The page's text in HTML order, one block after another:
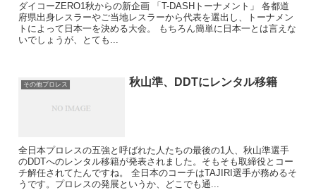
ダイコーZERO1秋からの新企画 「T-DASHトーナメント」 各都道
府県出身レスラーやご当地レスラーから代表を選出し、トーナメン
トによって日本一を決める大会。 もちろん簡単に日本一とは言えな
いでしょうが、とても...
その他プロレス 秋山準、DDTにレンタル移籍
全日本プロレスの五強と呼ばれた人たちの最後の1人、秋山準選手
のDDTへのレンタル移籍が発表されました。そもそも取締役とコー
チ解任されてたんですね。 全日本のコーチはTAJIRI選手が務めるそ
うです。プロレスの発展というか、どこでも通...